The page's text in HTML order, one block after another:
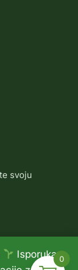
Isporuka
svoju
0